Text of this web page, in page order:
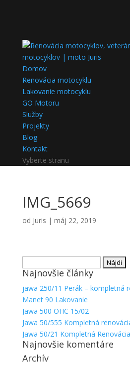
Domov
Renovácia motocyklu
Lakovanie motocyklu
GO Motoru
Služby
Projekty
Blog
Kontakt
Vyberte stranu
IMG_5669
od Juris | máj 22, 2019
Najnovšie články
jawa 250/11 Perák – kompletná
Manet 90 Lakovanie
Jawa 500 OHC 15/02
Jawa 50/555 Kompletná
Jawa 50/21 Kompletná Renovácia
Najnovšie komentáre
Archív